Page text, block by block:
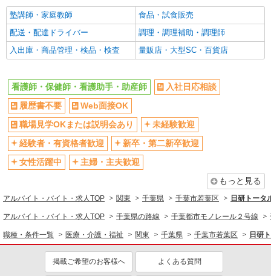
派遣社員
株式会社kotrio /●CB-H-2031642
都賀駅｜シニア向けマンションで負担少なめの
看護職員＊。
時給2400円〜3000円＜交通費全額支給(ガソリ
千葉市若葉区|最寄り駅：都賀
キープ
派遣社員
株式会社kotrio /●CB-H-1855228
都賀駅＊看護助手(資格経験不問)募集♪食事配
時給1600円〜2250円 ＜日払い有/週払い有/交
通費全支給(ガソリン代含む)＞
千葉市若葉区//都賀駅すぐ！
キープ 詳細を見る
シニア（60代～）活躍中
昇給あり
週払い
禁煙・分煙
残業ほぼなし
転勤なし
社会保険あり
社割・特典あり
研修制度あり
同じ職種から求人を探す
医療・介護・福祉
看護師・保健師・看護助手・助産師
未経験歓迎
ミドル（40代～）活躍中
交通費支給
社会保険あり
塾講師・家庭教師
食品・試食販売
配送・配達ドライバー
調理・調理補助・調理師
入出庫・商品管理・検品・検査
量販店・大型SC・百貨店
看護師・保健師・看護助手・助産師
入社日応相談
履歴書不要
Web面接OK
職場見学OKまたは説明会あり
未経験歓迎
経験者・有資格者歓迎
新卒・第二新卒歓迎
女性活躍中
主婦・主夫歓迎
もっと見る
アルバイト・バイト・求人TOP 関東 千葉県 千葉市若葉区 日研トータ
アルバイト・バイト・求人TOP 千葉県の路線 千葉都市モノレール２号線
職種・条件一覧 医療・介護・福祉 関東 千葉県 千葉市若葉区 日研
掲載ご希望のお客様へ よくある質問